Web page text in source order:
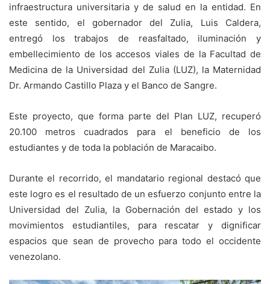
infraestructura universitaria y de salud en la entidad. En
este sentido, el gobernador del Zulia, Luis Caldera,
entregó los trabajos de reasfaltado, iluminación y
embellecimiento de los accesos viales de la Facultad de
Medicina de la Universidad del Zulia (LUZ), la Maternidad
Dr. Armando Castillo Plaza y el Banco de Sangre.
Este proyecto, que forma parte del Plan LUZ, recuperó
20.100 metros cuadrados para el beneficio de los
estudiantes y de toda la población de Maracaibo.
Durante el recorrido, el mandatario regional destacó que
este logro es el resultado de un esfuerzo conjunto entre la
Universidad del Zulia, la Gobernación del estado y los
movimientos estudiantiles, para rescatar y dignificar
espacios que sean de provecho para todo el occidente
venezolano.